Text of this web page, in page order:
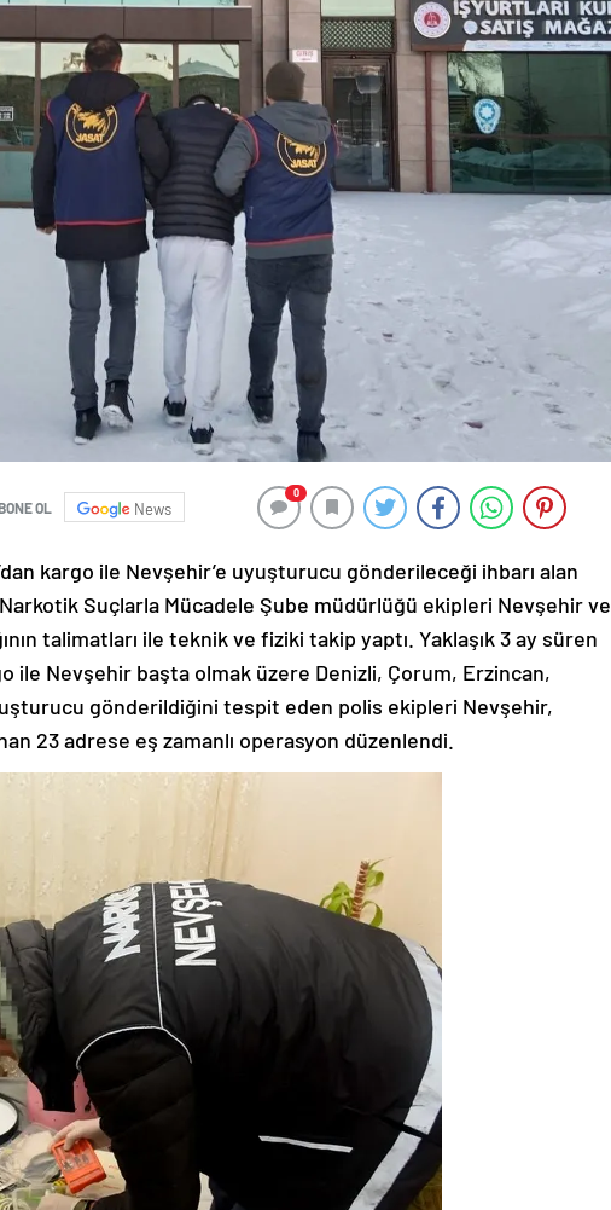
OL News
0
kargo ile Nevşehir’e uyuşturucu gönderileceği ihbarı alan
Suçlarla Mücadele Şube müdürlüğü ekipleri Nevşehir ve
talimatları ile teknik ve fiziki takip yaptı. Yaklaşık 3 ay süren
ile Nevşehir başta olmak üzere Denizli, Çorum, Erzincan,
gönderildiğini tespit eden polis ekipleri Nevşehir,
23 adrese eş zamanlı operasyon düzenlendi.